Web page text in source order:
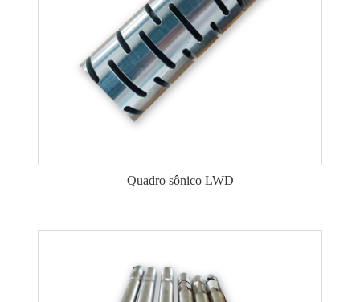
Quadro sônico LWD